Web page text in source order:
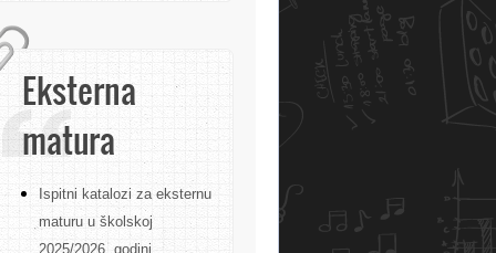
Eksterna
matura
Ispitni katalozi za eksternu
maturu u školskoj
2025/2026. godini